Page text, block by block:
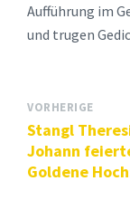
Aufführung im
und trugen
VORHERIGE
Stangl
Johann
Goldene